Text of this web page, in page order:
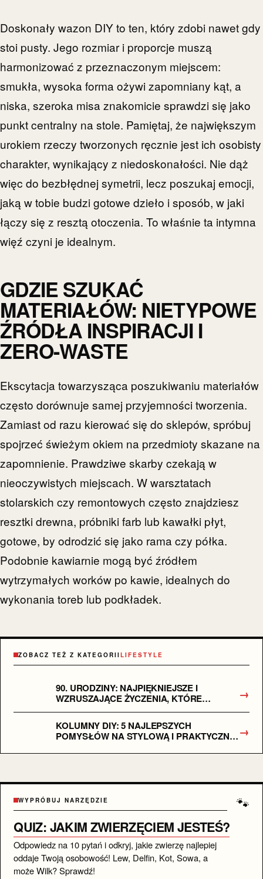
Doskonały wazon DIY to ten, który zdobi nawet gdy
stoi pusty. Jego rozmiar i proporcje muszą
harmonizować z przeznaczonym miejscem:
smukła, wysoka forma ożywi zapomniany kąt, a
niska, szeroka misa znakomicie sprawdzi się jako
punkt centralny na stole. Pamiętaj, że największym
urokiem rzeczy tworzonych ręcznie jest ich osobisty
charakter, wynikający z niedoskonałości. Nie dąż
więc do bezbłędnej symetrii, lecz poszukaj emocji,
jaką w tobie budzi gotowe dzieło i sposób, w jaki
łączy się z resztą otoczenia. To właśnie ta intymna
więź czyni je idealnym.
GDZIE SZUKAĆ
MATERIAŁÓW: NIETYPOWE
ŹRÓDŁA INSPIRACJI I
ZERO-WASTE
Ekscytacja towarzysząca poszukiwaniu materiałów
często dorównuje samej przyjemności tworzenia.
Zamiast od razu kierować się do sklepów, spróbuj
spojrzeć świeżym okiem na przedmioty skazane na
zapomnienie. Prawdziwe skarby czekają w
nieoczywistych miejscach. W warsztatach
stolarskich czy remontowych często znajdziesz
resztki drewna, próbniki farb lub kawałki płyt,
gotowe, by odrodzić się jako rama czy półka.
Podobnie kawiarnie mogą być źródłem
wytrzymałych worków po kawie, idealnych do
wykonania toreb lub podkładek.
ZOBACZ TEŻ Z KATEGORIILIFESTYLE
90. URODZINY: NAJPIĘKNIEJSZE I
WZRUSZAJĄCE ŻYCZENIA, KTÓRE
POBUDZĄ DO ŁEZ
→
KOLUMNY DIY: 5 NAJLEPSZYCH
POMYSŁÓW NA STYLOWĄ I PRAKTYCZNĄ →
🐾
WYPRÓBUJ NARZĘDZIE
QUIZ: JAKIM ZWIERZĘCIEM JESTEŚ?
Odpowiedz na 10 pytań i odkryj, jakie zwierzę najlepiej
oddaje Twoją osobowość! Lew, Delfin, Kot, Sowa, a
może Wilk? Sprawdź!